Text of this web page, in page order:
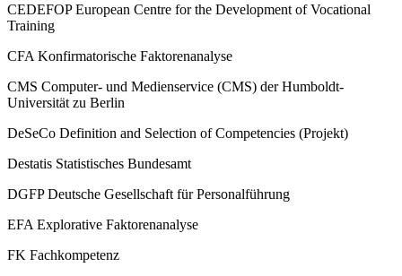
CEDEFOP European Centre for the Development of Vocational
Training
CFA Konfirmatorische Faktorenanalyse
CMS Computer- und Medienservice (CMS) der Humboldt-
Universität zu Berlin
DeSeCo Definition and Selection of Competencies (Projekt)
Destatis Statistisches Bundesamt
DGFP Deutsche Gesellschaft für Personalführung
EFA Explorative Faktorenanalyse
FK Fachkompetenz